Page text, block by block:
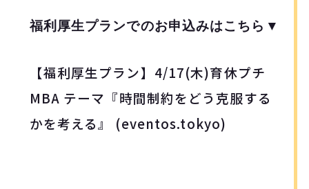
福利厚生プランでのお申込みはこちら▼
【福利厚生プラン】4/17(木)育休プチ
MBA テーマ『時間制約をどう克服する
かを考える』 (eventos.tokyo)